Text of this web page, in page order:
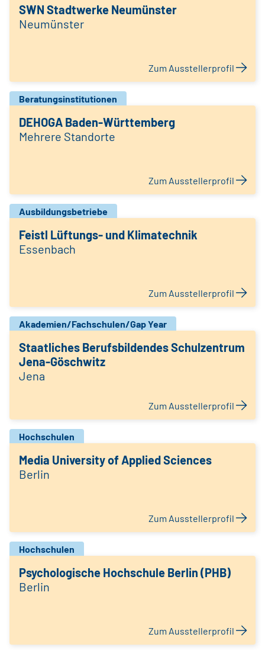
SWN Stadtwerke Neumünster
Neumünster
Zum Ausstellerprofil
Beratungsinstitutionen
DEHOGA Baden-Württemberg
Mehrere Standorte
Zum Ausstellerprofil
Ausbildungsbetriebe
Feistl Lüftungs- und Klimatechnik
Essenbach
Zum Ausstellerprofil
Akademien/Fachschulen/Gap Year
Staatliches Berufsbildendes Schulzentrum
Jena-Göschwitz
Jena
Zum Ausstellerprofil
Hochschulen
Media University of Applied Sciences
Berlin
Zum Ausstellerprofil
Hochschulen
Psychologische Hochschule Berlin (PHB)
Berlin
Zum Ausstellerprofil